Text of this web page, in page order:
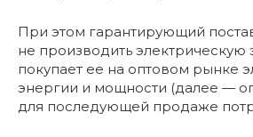
При этом гарантирующий
не производить электрическую
покупает ее на оптовом рынке
энергии и мощности (далее —
для последующей продаже